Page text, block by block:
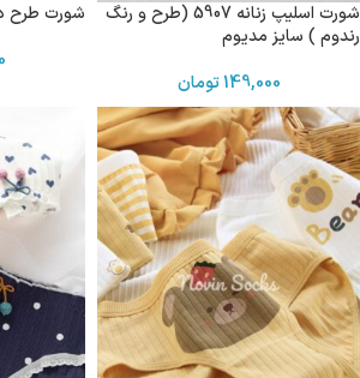
شورت اسلیپ زنانه 5907 (طرح و رنگ
رندوم ) سایز مدیوم
149,000تومان
شورت طرح